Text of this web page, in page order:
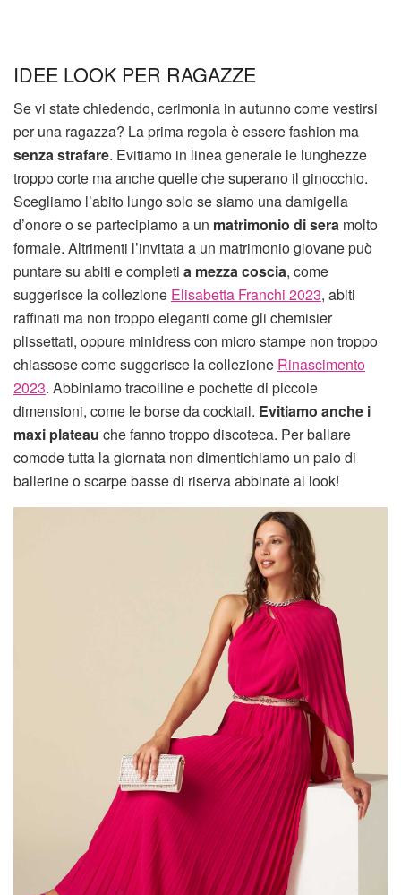
IDEE LOOK PER RAGAZZE
Se vi state chiedendo, cerimonia in autunno come vestirsi
per una ragazza? La prima regola è essere fashion ma
senza strafare. Evitiamo in linea generale le lunghezze
troppo corte ma anche quelle che superano il ginocchio.
Scegliamo l’abito lungo solo se siamo una damigella
d’onore o se partecipiamo a un matrimonio di sera molto
formale. Altrimenti l’invitata a un matrimonio giovane può
puntare su abiti e completi a mezza coscia, come
suggerisce la collezione Elisabetta Franchi 2023, abiti
raffinati ma non troppo eleganti come gli chemisier
plissettati, oppure minidress con micro stampe non troppo
chiassose come suggerisce la collezione Rinascimento
2023. Abbiniamo tracolline e pochette di piccole
dimensioni, come le borse da cocktail. Evitiamo anche i
maxi plateau che fanno troppo discoteca. Per ballare
comode tutta la giornata non dimentichiamo un paio di
ballerine o scarpe basse di riserva abbinate al look!